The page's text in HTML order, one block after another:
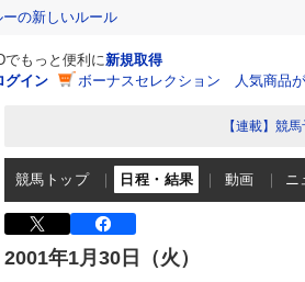
の新しいルール
でもっと便利に新規取得
グイン
ボーナスセレクション 人気商品
【連載】競
競馬トップ 日程・結果 動画 ニ
2001年1月30日（火）